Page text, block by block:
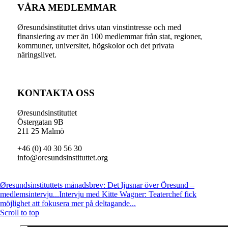
VÅRA MEDLEMMAR
Øresundsinstituttet drivs utan vinst­intresse och med
finansiering av mer än 100 medlemmar från stat, regioner,
kommuner, universitet, högskolor och det privata
näringslivet.
KONTAKTA OSS
Øresundsinstituttet
Östergatan 9B
211 25 Malmö
+46 (0) 40 30 56 30
info@oresundsinstituttet.org
Øresundsinstituttets månadsbrev: Det ljusnar över Öresund –
medlemsintervju...Intervju med Kitte Wagner: Teaterchef fick
möjlighet att fokusera mer på deltagande...
Scroll to top